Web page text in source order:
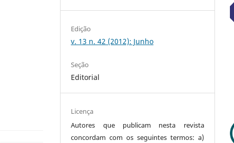
Edição
v. 13 n. 42 (2012): Junho
Seção
Editorial
Licença
Autores que publicam nesta revista
concordam com os seguintes termos: a)